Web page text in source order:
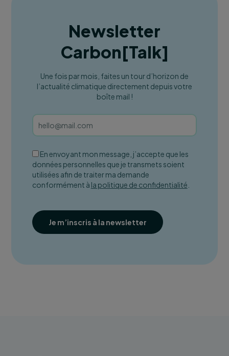
Newsletter
Carbon[Talk]
Une fois par mois, faites un tour d’horizon de
l’actualité climatique directement depuis votre
boîte mail !
En envoyant mon message, j’accepte que les
données personnelles que je transmets soient
utilisées afin de traiter ma demande
conformément à la politique de confidentialité
Je m’inscris à la newsletter